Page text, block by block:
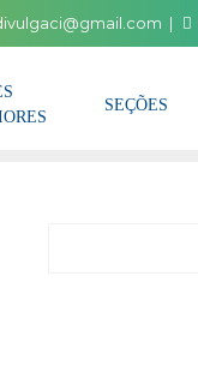
SEÇÕES